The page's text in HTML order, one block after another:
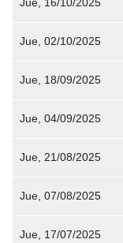
Jue, 16/10/2025
Jue, 02/10/2025
Jue, 18/09/2025
Jue, 04/09/2025
Jue, 21/08/2025
Jue, 07/08/2025
Jue, 17/07/2025